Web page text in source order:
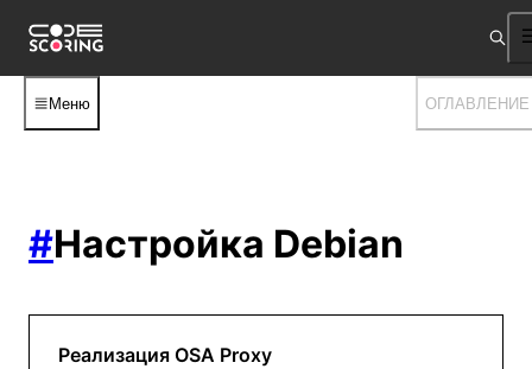
Меню ОГЛАВЛЕНИЕ
#Настройка Debian
Реализация OSA Proxy